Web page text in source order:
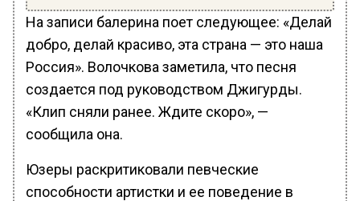
На записи балерина поет следующее: «Делай
добро, делай красиво, эта страна — это наша
Россия». Волочкова заметила, что песня
создается под руководством Джигурды.
«Клип сняли ранее. Ждите скоро», —
сообщила она.
Юзеры раскритиковали певческие
способности артистки и ее поведение в